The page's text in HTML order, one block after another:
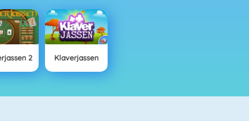
2 Klaverjassen